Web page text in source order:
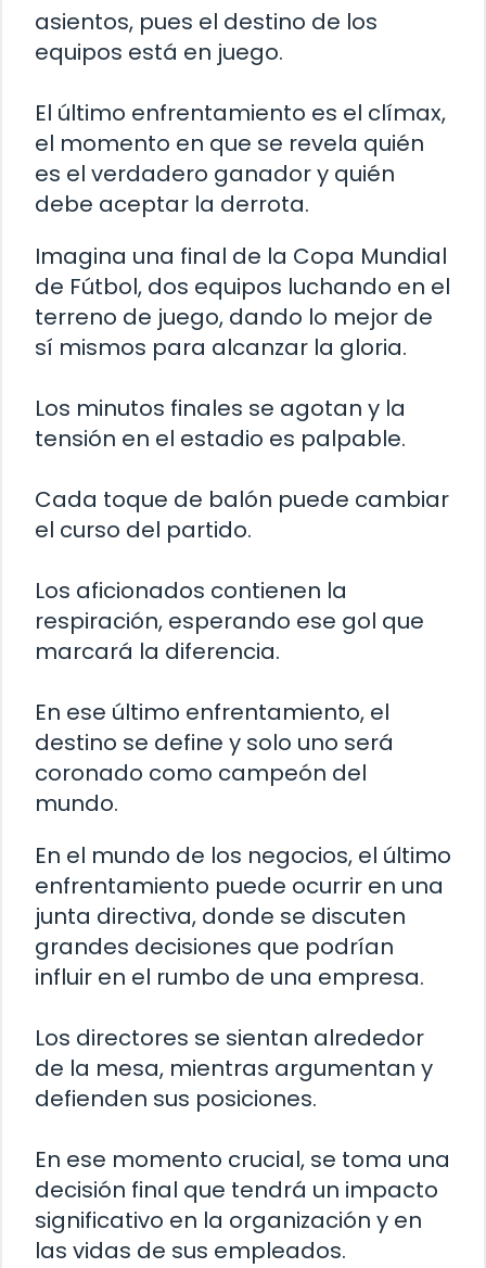
asientos, pues el destino de los
equipos está en juego.
El último enfrentamiento es el clímax,
el momento en que se revela quién
es el verdadero ganador y quién
debe aceptar la derrota.
Imagina una final de la Copa Mundial
de Fútbol, dos equipos luchando en el
terreno de juego, dando lo mejor de
sí mismos para alcanzar la gloria.
Los minutos finales se agotan y la
tensión en el estadio es palpable.
Cada toque de balón puede cambiar
el curso del partido.
Los aficionados contienen la
respiración, esperando ese gol que
marcará la diferencia.
En ese último enfrentamiento, el
destino se define y solo uno será
coronado como campeón del
mundo.
En el mundo de los negocios, el último
enfrentamiento puede ocurrir en una
junta directiva, donde se discuten
grandes decisiones que podrían
influir en el rumbo de una empresa.
Los directores se sientan alrededor
de la mesa, mientras argumentan y
defienden sus posiciones.
En ese momento crucial, se toma una
decisión final que tendrá un impacto
significativo en la organización y en
las vidas de sus empleados.